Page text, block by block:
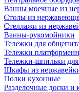
Ванны моечные из
Столы из
Стеллажи из
Ванны-рукомойники
Тележки для
Тележки
Тележки-шпильки для
Шкафы из
Полки кухонные
Разделочные доски и